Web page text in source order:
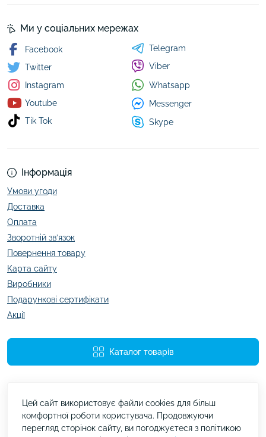
Інформація
Умови угоди
Доставка
Оплата
Зворотній зв’язок
Повернення товару
Карта сайту
Виробники
Подарункові сертифікати
Акції
Каталог товарів
Ми у соціальних мережах
Facebook
Twitter
Instagram
Youtube
Tik Tok
Telegram
Viber
Whatsapp
Messenger
Skype
Цей сайт використовує файли cookies для більш
комфортної роботи користувача. Продовжуючи
перегляд сторінок сайту, ви погоджуєтеся з політикою